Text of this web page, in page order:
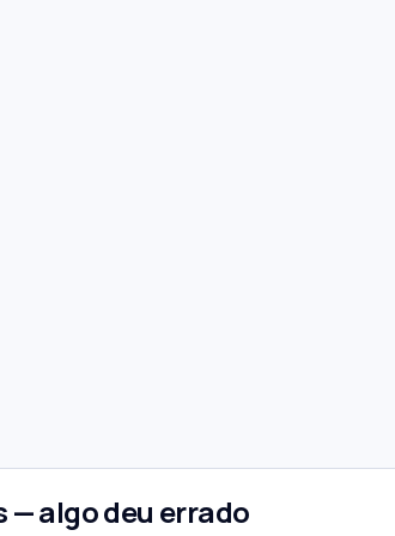
— algo deu errado